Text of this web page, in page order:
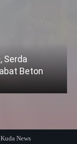
Serda
Beton
News